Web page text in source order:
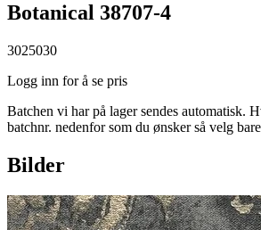
Botanical 38707-4
3025030
Logg inn for å se pris
Batchen vi har på lager sendes automatisk.
batchnr. nedenfor som du ønsker så velg
Bilder